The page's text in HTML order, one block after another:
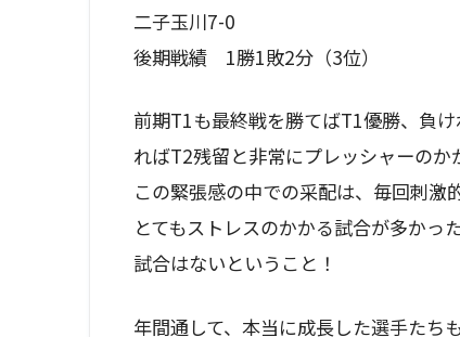
二子玉川7-0
後期戦績 1勝1敗2分（3位）
前期T1も最終戦を勝てばT1優勝、負
ればT2残留と非常にプレッシャーの
この緊張感の中での采配は、毎回刺
とてもストレスのかかる試合が多かっ
試合はないということ！
年間通して、本当に成長した選手たち